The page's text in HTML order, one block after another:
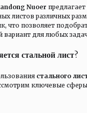
Nuoer
листов различных
что позволяет
вариант для любых
стальной лист?
стального
ключевые